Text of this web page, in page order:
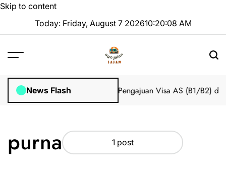
Skip to content
Today: Friday, August 7 202610:20:08 AM
News Flash
2025 Tanpa Stres Bantuan Pengajuan Visa AS (B1/B2)
purna 1 post